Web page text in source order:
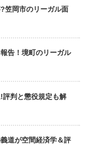
笠岡市のリーガル面
告！境町のリーガル
評判と懲役規定も解
道が空間経済学＆評